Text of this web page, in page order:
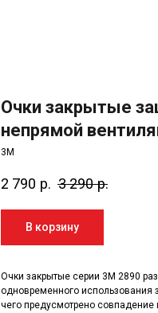
Очки закрытые
непрямой
3M
2 790 р. 3 290 р.
В корзину
Очки закрытые серии 3М 2890
одновременного
чего предусмотрено совпадение